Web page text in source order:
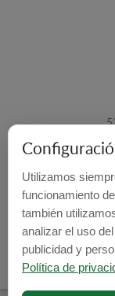
E-
Utilizamos
funcionamiento
también
analizar el uso
publicidad y
Política de